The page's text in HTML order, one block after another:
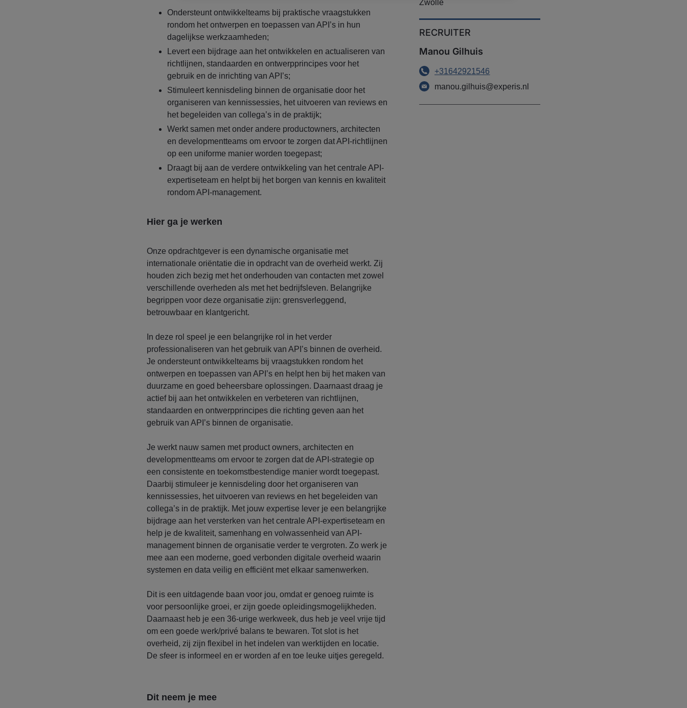
Ondersteunt ontwikkelteams bij praktische vraagstukken
rondom het ontwerpen en toepassen van API’s in hun
dagelijkse werkzaamheden;
Levert een bijdrage aan het ontwikkelen en actualiseren van
richtlijnen, standaarden en ontwerpprincipes voor het
gebruik en de inrichting van API’s;
Stimuleert kennisdeling binnen de organisatie door het
organiseren van kennissessies, het uitvoeren van reviews en
het begeleiden van collega’s in de praktijk;
Werkt samen met onder andere productowners, architecten
en developmentteams om ervoor te zorgen dat API-richtlijnen
op een uniforme manier worden toegepast;
Draagt bij aan de verdere ontwikkeling van het centrale API-
expertiseteam en helpt bij het borgen van kennis en kwaliteit
rondom API-management.
Hier ga je werken
Onze opdrachtgever is een dynamische organisatie met
internationale oriëntatie die in opdracht van de overheid werkt. Zij
houden zich bezig met het onderhouden van contacten met zowel
verschillende overheden als met het bedrijfsleven. Belangrijke
begrippen voor deze organisatie zijn: grensverleggend,
betrouwbaar en klantgericht.
In deze rol speel je een belangrijke rol in het verder
professionaliseren van het gebruik van API’s binnen de overheid.
Je ondersteunt ontwikkelteams bij vraagstukken rondom het
ontwerpen en toepassen van API’s en helpt hen bij het maken van
duurzame en goed beheersbare oplossingen. Daarnaast draag je
actief bij aan het ontwikkelen en verbeteren van richtlijnen,
standaarden en ontwerpprincipes die richting geven aan het
gebruik van API’s binnen de organisatie.
Je werkt nauw samen met product owners, architecten en
developmentteams om ervoor te zorgen dat de API-strategie op
een consistente en toekomstbestendige manier wordt toegepast.
Daarbij stimuleer je kennisdeling door het organiseren van
kennissessies, het uitvoeren van reviews en het begeleiden van
collega’s in de praktijk. Met jouw expertise lever je een belangrijke
bijdrage aan het versterken van het centrale API-expertiseteam en
help je de kwaliteit, samenhang en volwassenheid van API-
management binnen de organisatie verder te vergroten. Zo werk je
mee aan een moderne, goed verbonden digitale overheid waarin
systemen en data veilig en efficiënt met elkaar samenwerken.
Dit is een uitdagende baan voor jou, omdat er genoeg ruimte is
voor persoonlijke groei, er zijn goede opleidingsmogelijkheden.
Daarnaast heb je een 36-urige werkweek, dus heb je veel vrije tijd
om een goede werk/privé balans te bewaren. Tot slot is het
overheid, zij zijn flexibel in het indelen van werktijden en locatie.
De sfeer is informeel en er worden af en toe leuke uitjes geregeld.
Dit neem je mee
Zwolle
RECRUITER
Manou Gilhuis
+31642921546
manou.gilhuis@experis.nl